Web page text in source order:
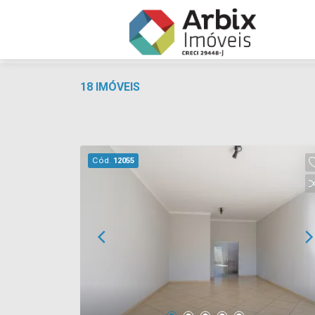
18 IMÓVEIS
Cód. 12055